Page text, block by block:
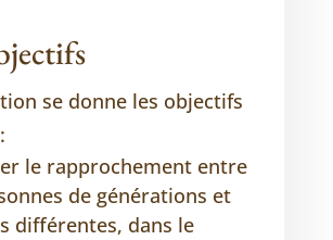
se donne les objectifs
le rapprochement entre
de générations et
différentes, dans le